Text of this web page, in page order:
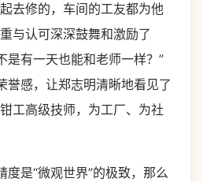
修的，车间的工友都为他
与认可深深鼓舞和激励了
是有一天也能和老师一样？”
誉感，让郑志明清晰地看见了
工高级技师，为工厂、为社
是“微观世界”的极致，那么